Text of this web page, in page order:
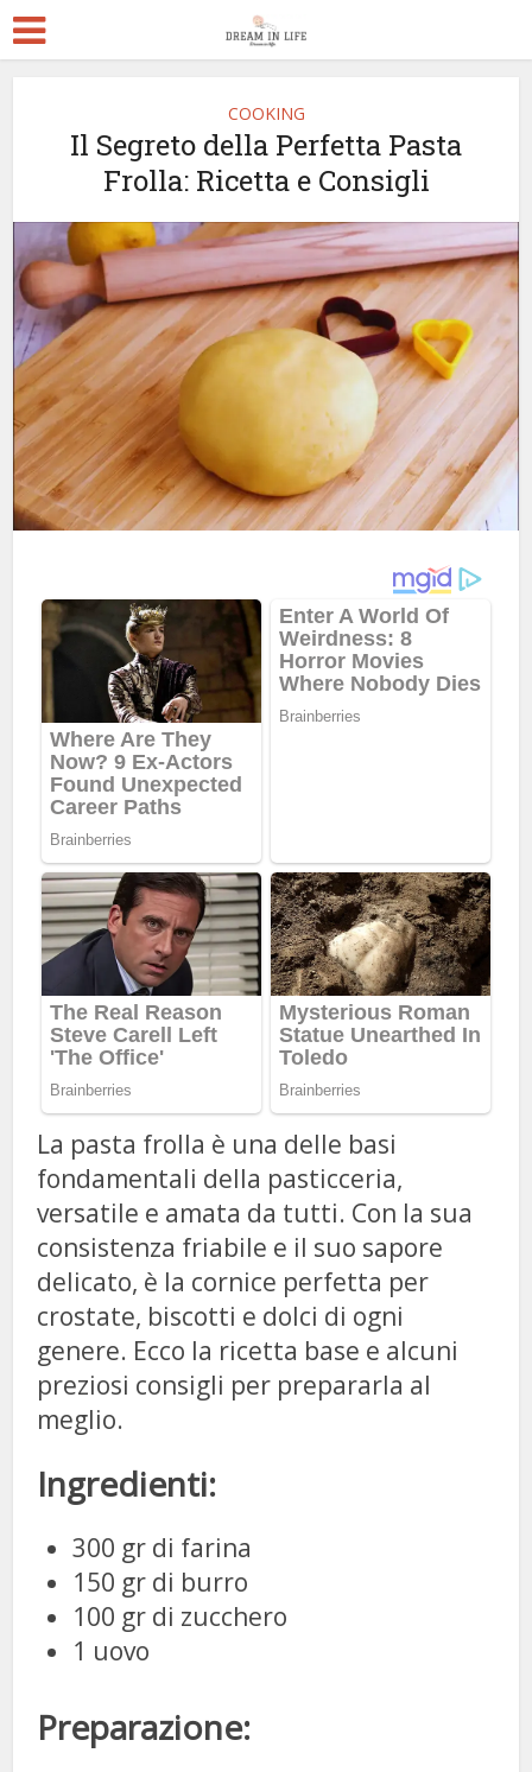
COOKING
Il Segreto della Perfetta Pasta
Frolla: Ricetta e Consigli
La pasta frolla è una delle basi
fondamentali della pasticceria,
versatile e amata da tutti. Con la sua
consistenza friabile e il suo sapore
delicato, è la cornice perfetta per
crostate, biscotti e dolci di ogni
genere. Ecco la ricetta base e alcuni
preziosi consigli per prepararla al
meglio.
Ingredienti:
300 gr di farina
150 gr di burro
100 gr di zucchero
1 uovo
Preparazione: